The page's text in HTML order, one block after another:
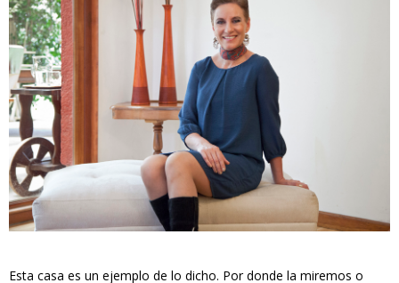
Esta casa es un ejemplo de lo dicho. Por donde la miremos o